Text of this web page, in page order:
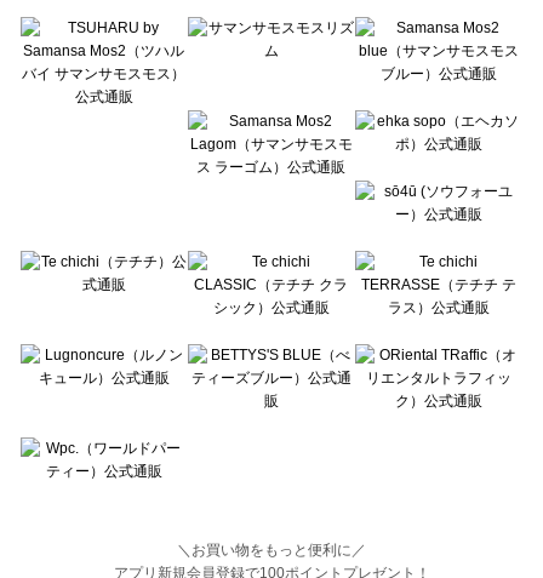
Lugnoncure（ルノンキュール）のトップス一覧
BETTY'S BLUE（べティーズブルー）のトップス一覧
Wpc.（ワールドパーティー）のトップス一覧
＼お買い物をもっと便利に／
アプリ新規会員登録で100ポイントプレゼント！